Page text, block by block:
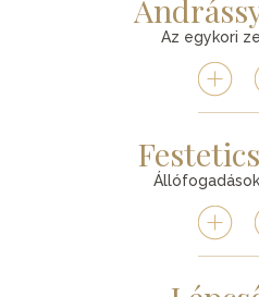
Az egykori